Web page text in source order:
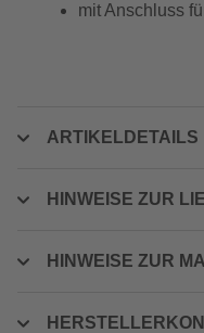
mit Anschluss
ARTIKELDETAILS
HINWEISE ZUR
HINWEISE ZUR